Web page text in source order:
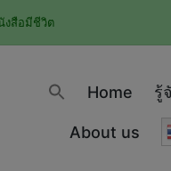
งสือมีชีวิต
Home รู้
About us